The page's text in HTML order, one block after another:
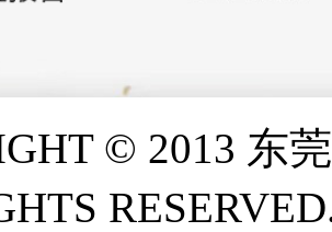
© 2013 东